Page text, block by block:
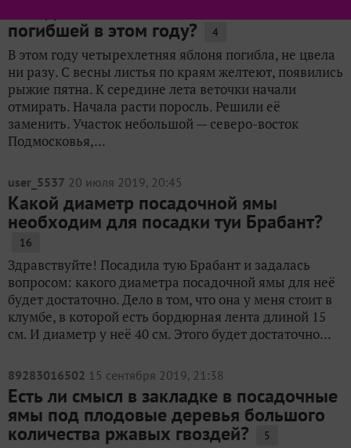
погибшей в этом году? 4
В этом году четырехлетняя яблоня погибла, не цвела
ни разу. С весны листья по краям желтеют, появились
рыжие пятна. К середине лета веточки начали
отмирать. Начала расти поросль. Решили её
заменить. Участок небольшой — северо-восток
Подмосковья,...
user_5537 20 июля 2019, 20:45
Какой диаметр посадочной ямы
необходим для посадки туи Брабант?
16
Здравствуйте! Посадила тую Брабант и задалась
вопросом: какого диаметра посадочной ямы для неё
будет достаточно. Дело в том, что она у меня стоит в
клумбе, в которой есть бордюрная лента длиной 15
см. И диаметр у неё 40 см. Этого будет достаточно...
89283016502 15 сентября 2019, 21:38
Есть ли смысл в закладке в посадочные
ямы под плодовые деревья большого
количества ржавых гвоздей? 5